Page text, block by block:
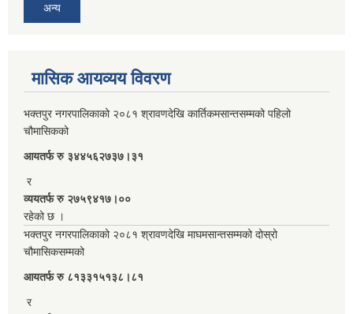
अन्य
मासिक आयव्यय विवरण
भक्तपुर नगरपालिकाको २०८१ श्रावणदेखि कार्तिकमसान्तसम्मको पहिलो
चौमासिकको
आयतर्फ रु‌ ३४४५६२७३७।३१
र
व्ययतर्फ रु २७५९४१७।००
रहेको छ ।
भक्तपुर नगरपालिकाको २०८१ श्रावणदेखि माघमसान्तसम्मको दोस्रो
चौमासिकसम्मको
आयतर्फ रु‌ ८१३३१५१३८।८१
र